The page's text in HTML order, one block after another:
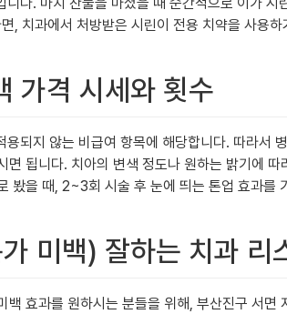
, 치과에서 처방받은 시린이 전용 치약을 사용
가격 시세와 횟수
되지 않는 비급여 항목에 해당합니다. 따라
됩니다. 치아의 변색 정도나 원하는 밝기에
봤을 때, 2~3회 시술 후 눈에 띄는 톤업 효과를
미백) 잘하는 치과 리
효과를 원하시는 분들을 위해, 부산진구 서